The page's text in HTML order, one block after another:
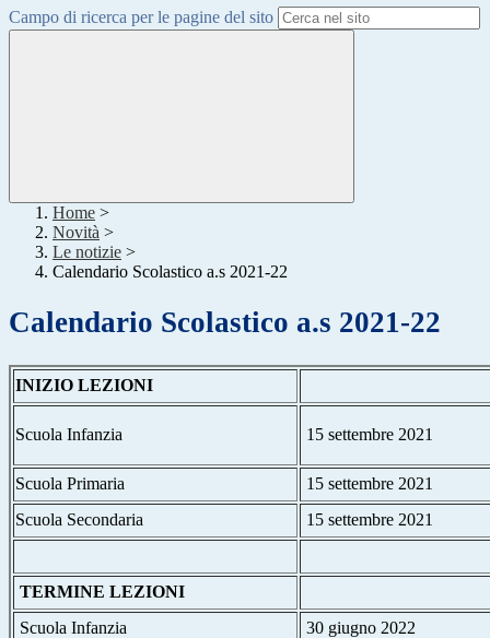
Campo di ricerca per le pagine del sito
Home >
Novità >
Le notizie >
Calendario Scolastico a.s 2021-22
Calendario Scolastico a.s 2021-22
INIZIO LEZIONI
Scuola Infanzia 15 settembre 2021
Scuola Primaria
15 settembre 2021
Scuola Secondaria
15 settembre 2021
TERMINE LEZIONI
Scuola Infanzia
30 giugno 2022